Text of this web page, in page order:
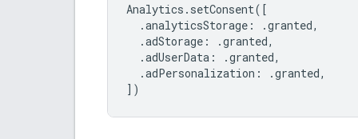
Analytics . setConsent([
.analyticsStorage : .granted,
.adStorage : .granted,
.adUserData : .granted,
.adPersonalization : .granted,
])